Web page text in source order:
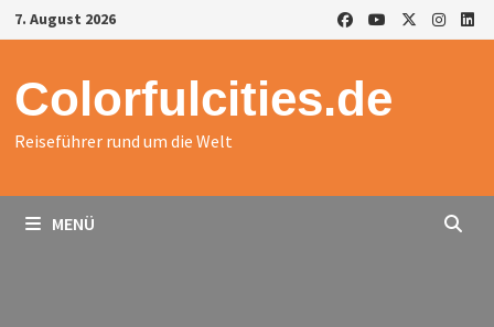
Zurück
zum
7. August 2026
Colorfulcities.de
Reiseführer rund um die Welt
MENÜ